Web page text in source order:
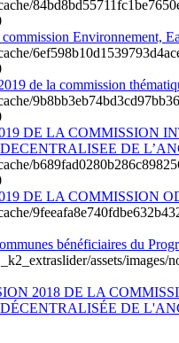
commission Environnement,
de la commission
DE LA COMMISSION
DE
DE LA COMMISSION
bénéficiaires du
2018 DE LA
DE